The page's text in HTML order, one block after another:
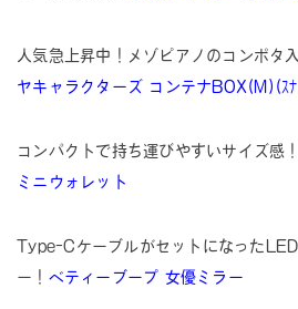
人気急上昇中！メゾピアノのコンポタ
ヤキャラクターズ コンテナBOX(M)(ｽﾅ
コンパクトで持ち運びやすいサイズ感！
ミニウォレット
Type-Cケーブルがセットになった
ー！ ベティーブープ 女優ミラー